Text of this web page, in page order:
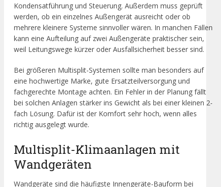
Kondensatführung und Steuerung. Außerdem muss geprüft
werden, ob ein einzelnes Außengerät ausreicht oder ob
mehrere kleinere Systeme sinnvoller wären. In manchen Fällen
kann eine Aufteilung auf zwei Außengeräte praktischer sein,
weil Leitungswege kürzer oder Ausfallsicherheit besser sind.
Bei größeren Multisplit-Systemen sollte man besonders auf
eine hochwertige Marke, gute Ersatzteilversorgung und
fachgerechte Montage achten. Ein Fehler in der Planung fällt
bei solchen Anlagen stärker ins Gewicht als bei einer kleinen 2-
fach Lösung. Dafür ist der Komfort sehr hoch, wenn alles
richtig ausgelegt wurde.
Multisplit-Klimaanlagen mit
Wandgeräten
Wandgeräte sind die häufigste Innengeräte-Bauform bei